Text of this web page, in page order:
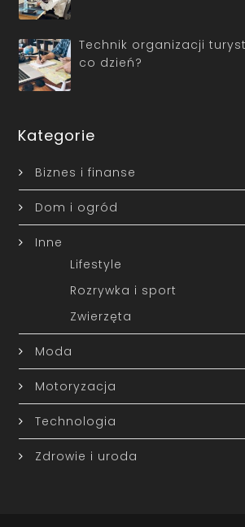
Technik organizacji
co dzień?
Kategorie
Biznes i finanse
Dom i ogród
Inne
Lifestyle
Rozrywka i sport
Zwierzęta
Moda
Motoryzacja
Technologia
Zdrowie i uroda